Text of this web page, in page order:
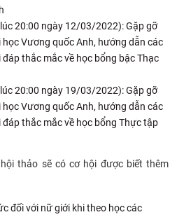
20:00 ngày 12/03/2022): Gặp gỡ
Vương quốc Anh, hướng dẫn các
thắc mắc về học bổng bậc Thạc
20:00 ngày 19/03/2022): Gặp gỡ
Vương quốc Anh, hướng dẫn các
thắc mắc về học bổng Thực tập
thảo sẽ có cơ hội được biết thêm
đối với nữ giới khi theo học các